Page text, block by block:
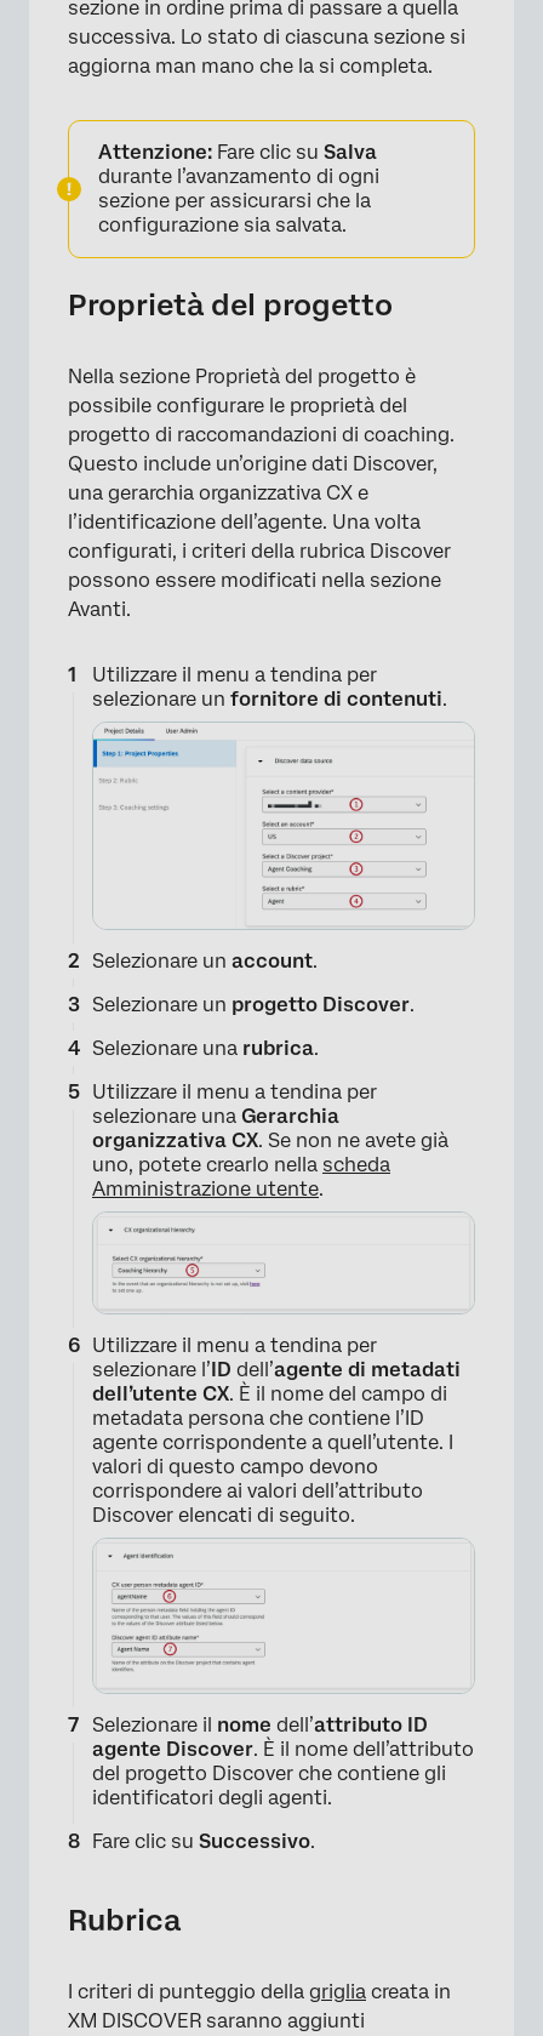
×
sezione in ordine prima di passare a quella
successiva. Lo stato di ciascuna sezione si
aggiorna man mano che la si completa.
Attenzione: Fare clic su Salva
durante l’avanzamento di ogni
sezione per assicurarsi che la
configurazione sia salvata.
Proprietà del progetto
Nella sezione Proprietà del progetto è
possibile configurare le proprietà del
progetto di raccomandazioni di coaching.
Questo include un’origine dati Discover,
una gerarchia organizzativa CX e
l’identificazione dell’agente. Una volta
configurati, i criteri della rubrica Discover
possono essere modificati nella sezione
Avanti.
Utilizzare il menu a tendina per
selezionare un fornitore di contenuti.
×
Selezionare un account.
Selezionare un progetto Discover.
Selezionare una rubrica.
Utilizzare il menu a tendina per
selezionare una Gerarchia
organizzativa CX. Se non ne avete già
uno, potete crearlo nella scheda
Amministrazione utente.
Utilizzare il menu a tendina per
selezionare l’ID dell’agente di metadati
dell’utente CX. È il nome del campo di
metadata persona che contiene l’ID
agente corrispondente a quell’utente. I
valori di questo campo devono
corrispondere ai valori dell’attributo
Discover elencati di seguito.
Selezionare il nome dell’attributo ID
agente Discover. È il nome dell’attributo
del progetto Discover che contiene gli
identificatori degli agenti.
Fare clic su Successivo.
Rubrica
I criteri di punteggio della griglia creata in
XM DISCOVER saranno aggiunti